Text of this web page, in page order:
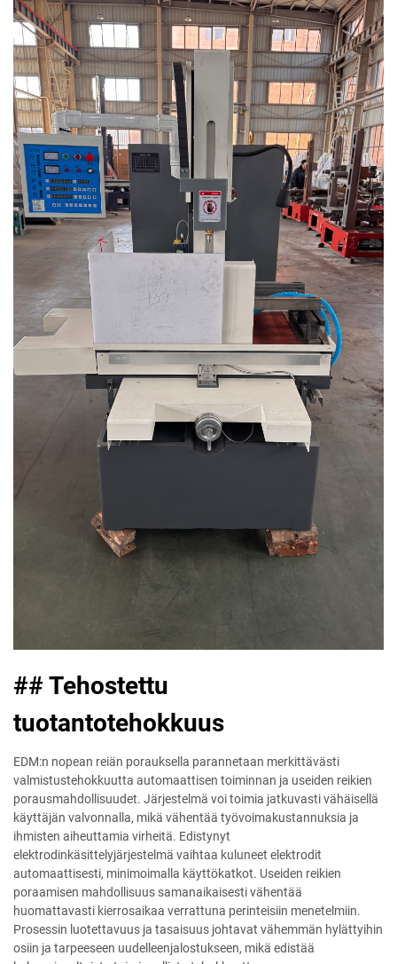
## Tehostettu
tuotantotehokkuus
EDM:n nopean reiän porauksella parannetaan merkittävästi
valmistustehokkuutta automaattisen toiminnan ja useiden reikien
porausmahdollisuudet. Järjestelmä voi toimia jatkuvasti vähäisellä
käyttäjän valvonnalla, mikä vähentää työvoimakustannuksia ja
ihmisten aiheuttamia virheitä. Edistynyt
elektrodinkäsittelyjärjestelmä vaihtaa kuluneet elektrodit
automaattisesti, minimoimalla käyttökatkot. Useiden reikien
poraamisen mahdollisuus samanaikaisesti vähentää
huomattavasti kierrosaikaa verrattuna perinteisiin menetelmiin.
Prosessin luotettavuus ja tasaisuus johtavat vähemmän hylättyihin
osiin ja tarpeeseen uudelleenjalostukseen, mikä edistää